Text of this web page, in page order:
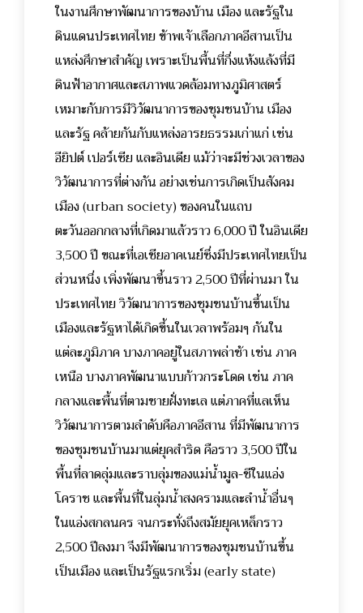
ในงานศึกษาพัฒนาการของบ้าน เมือง และรัฐใน
ดินแดนประเทศไทย ข้าพเจ้าเลือกภาคอีสานเป็น
แหล่งศึกษาสำคัญ เพราะเป็นพื้นที่กึ่งแห้งแล้งที่มี
ดินฟ้าอากาศและสภาพแวดล้อมทางภูมิศาสตร์
เหมาะกับการมีวิวัฒนาการของชุมชนบ้าน เมือง
และรัฐ คล้ายกันกับแหล่งอารยธรรมเก่าแก่ เช่น
อียิปต์ เปอร์เซีย และอินเดีย แม้ว่าจะมีช่วงเวลาของ
วิวัฒนาการที่ต่างกัน อย่างเช่นการเกิดเป็นสังคม
เมือง (urban society) ของคนในแถบ
ตะวันออกกลางที่เกิดมาแล้วราว 6,000 ปี ในอินเดีย
3,500 ปี ขณะที่เอเชียอาคเนย์ซึ่งมีประเทศไทยเป็น
ส่วนหนึ่ง เพิ่งพัฒนาขึ้นราว 2,500 ปีที่ผ่านมา ใน
ประเทศไทย วิวัฒนาการของชุมชนบ้านขึ้นเป็น
เมืองและรัฐหาได้เกิดขึ้นในเวลาพร้อมๆ กันใน
แต่ละภูมิภาค บางภาคอยู่ในสภาพล่าช้า เช่น ภาค
เหนือ บางภาคพัฒนาแบบก้าวกระโดด เช่น ภาค
กลางและพื้นที่ตามชายฝั่งทะเล แต่ภาคที่แลเห็น
วิวัฒนาการตามลำดับคือภาคอีสาน ที่มีพัฒนาการ
ของชุมชนบ้านมาแต่ยุคสำริด คือราว 3,500 ปีใน
พื้นที่ลาดลุ่มและราบลุ่มของแม่น้ำมูล-ชีในแอ่ง
โคราช และพื้นที่ในลุ่มน้ำสงครามและลำน้ำอื่นๆ
ในแอ่งสกลนคร จนกระทั่งถึงสมัยยุคเหล็กราว
2,500 ปีลงมา จึงมีพัฒนาการของชุมชนบ้านขึ้น
เป็นเมือง และเป็นรัฐแรกเริ่ม (early state)